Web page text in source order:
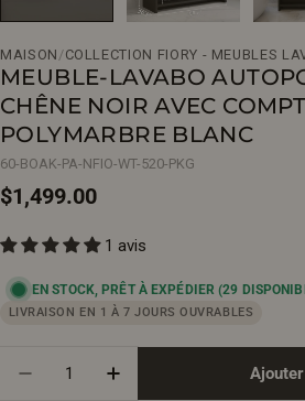
MAISON /COLLECTION FIORY - MEUBLES
MEUBLE-LAVABO
CHÊNE NOIR AVEC
POLYMARBRE BLANC
60-BOAK-PA-NFIO-WT-520-PKG
Prix
régulier
$1,499.00
1 avis
EN STOCK, PRÊT À EXPÉDIER (29
LIVRAISON EN 1 À 7 JOURS OUVRABLES
Diminuer La Quantité Pour
Augmenter La